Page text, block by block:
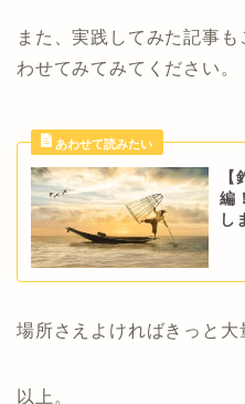
また、実践してみた記事
わせてみてみてください。
編
し
場所さえよければきっと大
以上。